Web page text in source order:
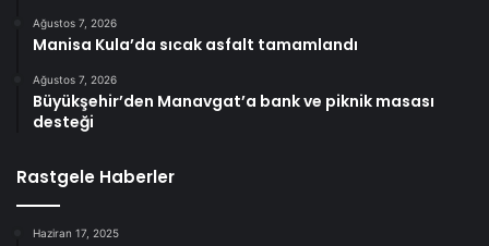
Ağustos 7, 2026
Manisa Kula’da sıcak asfalt tamamlandı
Ağustos 7, 2026
Büyükşehir’den Manavgat’a bank ve piknik masası
desteği
Rastgele Haberler
Haziran 17, 2025